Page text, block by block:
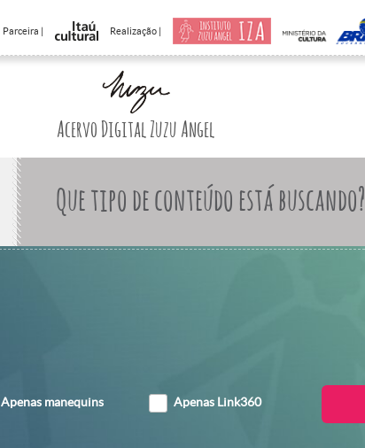
Parceira | Realização |
Acervo Digital Zuzu Angel
Que tipo de conteúdo está buscando?
Apenas manequins Apenas Link360